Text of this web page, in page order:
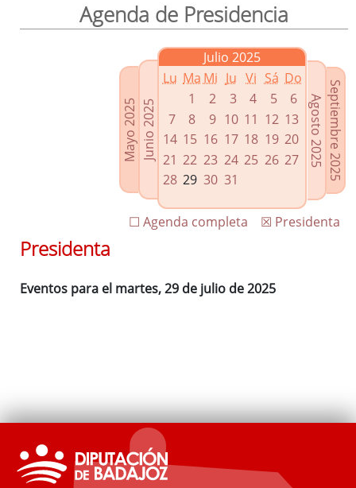
Presidencia
Enlaces relacionados
Agenda de Presidencia
Plenos provinciales y Juntas de gobierno
Oficina de Proyectos Europeos
Agenda de Presidencia
Mayo 2025Junio 2025
Julio 2025
Lu Ma Mi Ju Vi Sá Do
1
2 3 4 5
6
7
8 9 10 11 12 13
14 15 16 17 18 19 20
21 22 23 24 25 26 27
28 29 30 31 Septiembre 2025
Agosto 2025
☒ Presidenta
☐ Agenda completa
Presidenta
Eventos para el martes, 29 de julio de 2025